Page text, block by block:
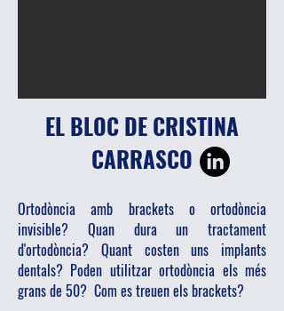
EL BLOC DE CRISTINA
CARRASCO
Ortodòncia amb brackets o ortodòncia
invisible? Quan dura un tractament
d'ortodòncia? Quant costen uns implants
dentals? Poden utilitzar ortodòncia els més
grans de 50? Com es treuen els brackets?